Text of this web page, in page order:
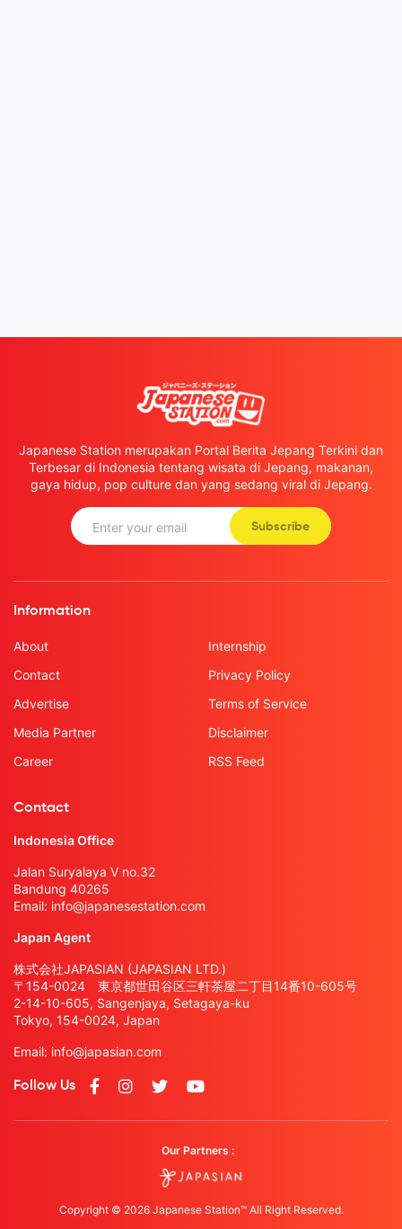
Japanese Station merupakan Portal Berita Jepang Terkini dan
Terbesar di Indonesia tentang wisata di Jepang, makanan,
gaya hidup, pop culture dan yang sedang viral di Jepang.
Subscribe
Information
About
Contact
Advertise
Media Partner
Career
Internship
Privacy Policy
Terms of Service
Disclaimer
RSS Feed
Contact
Indonesia Office
Jalan Suryalaya V no.32
Bandung 40265
Email: info@japanesestation.com
Japan Agent
株式会社JAPASIAN (JAPASIAN LTD.)
〒154-0024 東京都世田谷区三軒茶屋二丁目14番10-605号
2-14-10-605, Sangenjaya, Setagaya-ku
Tokyo, 154-0024, Japan
Email: info@japasian.com
Follow Us
Our Partners :
Copyright © 2026 Japanese Station™ All Right Reserved.